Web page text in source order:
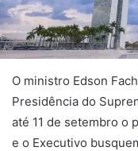
O ministro Edson
Presidência do
até 11 de setembro o
e o Executivo